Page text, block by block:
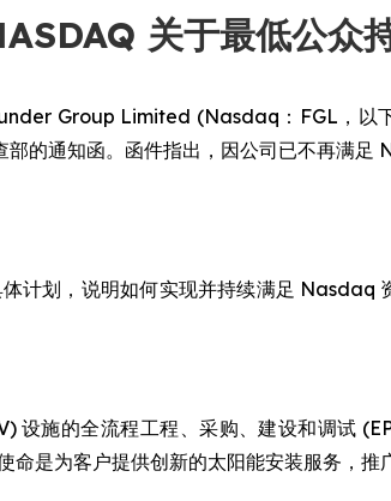
关于最低公众
Group Limited (Nasdaq：FGL，以
的通知函。函件指出，因公司已不再满
计划，说明如何实现并持续满足 Nasdaq
施的全流程工程、采购、建设和调试
是为客户提供创新的太阳能安装服务，推